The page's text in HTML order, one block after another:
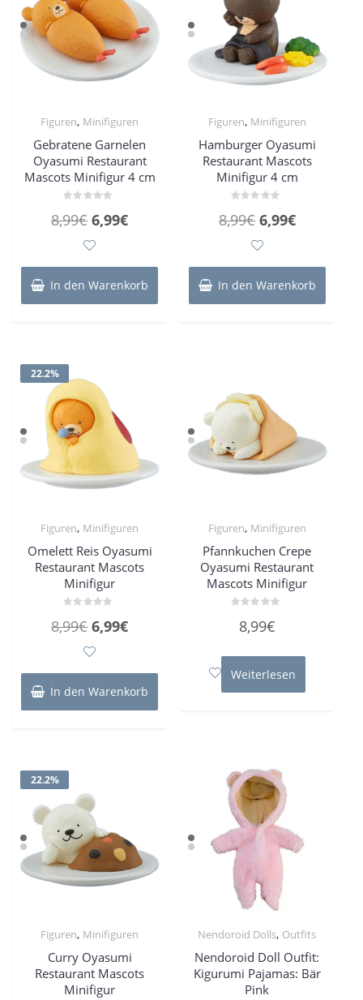
Figuren, Minifiguren
Gebratene Garnelen
Oyasumi Restaurant
Mascots Minifigur 4 cm
mit
8,99€ Ursprünglicher
Preis
war:
8,99€
6,99€Aktueller
ist:
6,99€.
In den Warenkorb
Figuren, Minifiguren
Hamburger Oyasumi
Restaurant Mascots
Minifigur 4 cm
mit
8,99€ Ursprünglicher
Preis
war:
8,99€
6,99€Aktueller
ist:
6,99€.
In den Warenkorb
22.2%
Figuren, Minifiguren
Omelett Reis Oyasumi
Restaurant Mascots
Minifigur
mit
8,99€ Ursprünglicher
Preis
war:
8,99€
6,99€Aktueller
ist:
6,99€.
In den Warenkorb
Figuren, Minifiguren
Pfannkuchen Crepe
Oyasumi Restaurant
Mascots Minifigur
mit
5
8,99€
Weiterlesen
22.2%
Figuren, Minifiguren
Curry Oyasumi
Restaurant Mascots
Minifigur
Nendoroid Dolls, Outfits
Nendoroid Doll Outfit:
Kigurumi Pajamas: Bär
Pink